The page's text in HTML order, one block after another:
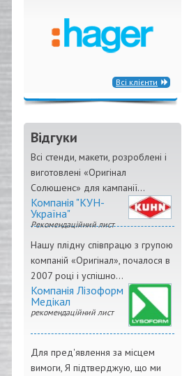
Всі клієнти
Відгуки
Всі стенди, макети, розроблені і
виготовлені «Оригінал
Солюшенс» для кампанії...
Компанія "КУН-
Україна"
Рекомендаційний лист
Нашу плідну співпрацю з групою
компаній «Оригінал», почалося в
2007 році і успішно...
Компанія Лізоформ
Медікал
рекомендаційний лист
Для пред'явлення за місцем
вимоги, Я підтверджую, що ми